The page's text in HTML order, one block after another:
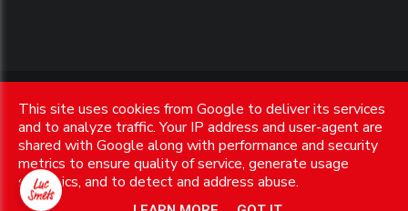
& Cookies| UP-TO-DATE WebDesign
This site uses cookies from Google to deliver its services
and to analyze traffic. Your IP address and user-agent are
shared with Google along with performance and security
metrics to ensure quality of service, generate usage
statistics, and to detect and address abuse.